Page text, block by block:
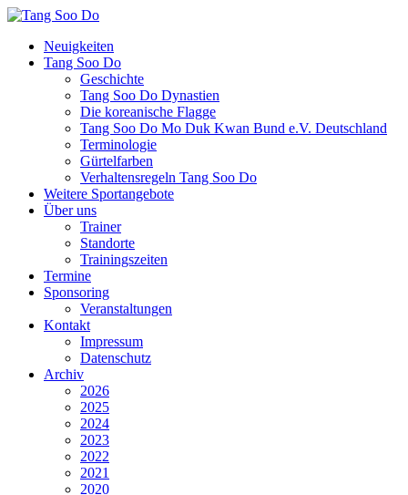
Neuigkeiten
Tang Soo Do
Geschichte
Tang Soo Do Dynastien
Die koreanische Flagge
Tang Soo Do Mo Duk Kwan Bund e.V. Deutschland
Terminologie
Gürtelfarben
Verhaltensregeln Tang Soo Do
Weitere Sportangebote
Über uns
Trainer
Standorte
Trainingszeiten
Termine
Sponsoring
Veranstaltungen
Kontakt
Impressum
Datenschutz
Archiv
2026
2025
2024
2023
2022
2021
2020